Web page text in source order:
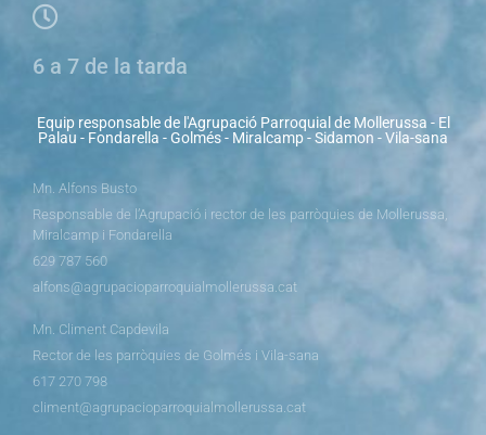
6 a 7 de la tarda
Equip responsable de l'Agrupació Parroquial de Mollerussa - El
Palau - Fondarella - Golmés - Miralcamp - Sidamon - Vila-sana
Mn. Alfons Busto
Responsable de l’Agrupació i rector de les parròquies de Mollerussa,
Miralcamp i Fondarella
629 787 560
alfons@agrupacioparroquialmollerussa.cat
Mn. Climent Capdevila
Rector de les parròquies de Golmés i Vila-sana
617 270 798
climent@agrupacioparroquialmollerussa.cat